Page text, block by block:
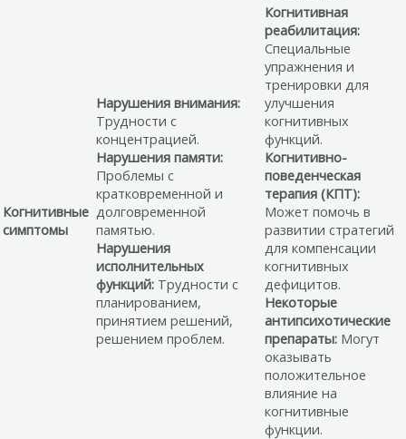
Когнитивные
симптомы
Нарушения внимания:
Трудности с
концентрацией.
Нарушения памяти:
Проблемы с
кратковременной и
долговременной
памятью.
Нарушения
исполнительных
функций: Трудности с
планированием,
принятием решений,
решением проблем.
Когнитивная
реабилитация:
Специальные
упражнения и
тренировки для
улучшения
когнитивных
функций.
Когнитивно-
поведенческая
терапия (КПТ):
Может помочь в
развитии стратегий
для компенсации
когнитивных
дефицитов.
Некоторые
антипсихотические
препараты: Могут
оказывать
положительное
влияние на
когнитивные
функции.